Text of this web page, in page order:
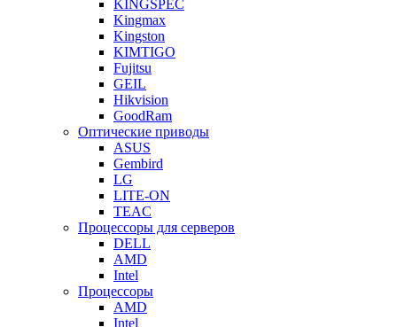
KINGSPEC
Kingmax
Kingston
KIMTIGO
Fujitsu
GEIL
Hikvision
GoodRam
Оптические приводы
ASUS
Gembird
LG
LITE-ON
TEAC
Процессоры для серверов
DELL
AMD
Intel
Процессоры
AMD
Intel